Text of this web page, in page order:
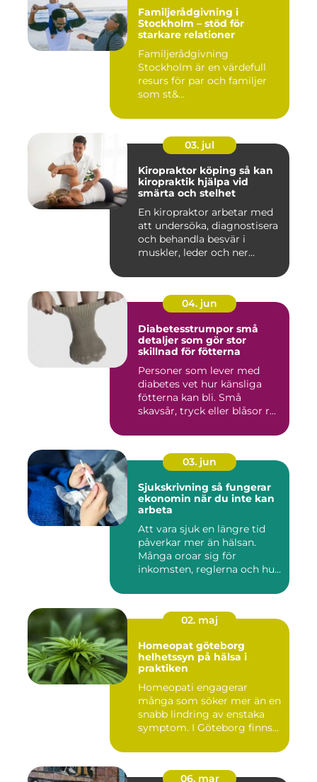
Familjerådgivning i
Stockholm – stöd för
starkare relationer
Familjerådgivning
Stockholm är en värdefull
resurs för par och familjer
som st&...
03. jul
Kiropraktor köping så kan
kiropraktik hjälpa vid
smärta och stelhet
En kiropraktor arbetar med
att undersöka, diagnostisera
och behandla besvär i
muskler, leder och ner...
04. jun
Diabetesstrumpor små
detaljer som gör stor
skillnad för fötterna
Personer som lever med
diabetes vet hur känsliga
fötterna kan bli. Små
skavsår, tryck eller blåsor r...
03. jun
Sjukskrivning så fungerar
ekonomin när du inte kan
arbeta
Att vara sjuk en längre tid
påverkar mer än hälsan.
Många oroar sig för
inkomsten, reglerna och hur
02. maj
Homeopat göteborg
helhetssyn på hälsa i
praktiken
Homeopati engagerar
många som söker mer än en
snabb lindring av enstaka
symptom. I Göteborg finns
06. mar